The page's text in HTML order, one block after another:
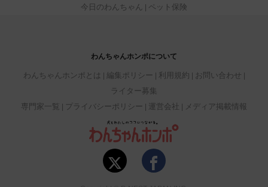
今日のわんちゃん ペット保険
わんちゃんホンポについて
わんちゃんホンポとは 編集ポリシー 利用規約
お問い合わせ
ライター募集
専門家一覧
プライバシーポリシー 運営会社 メディア掲載情報